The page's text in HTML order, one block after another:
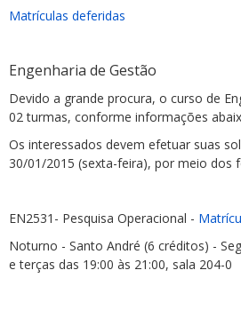
Matrículas deferidas
Engenharia de Gestão
Devido a grande procura, o curso de
02 turmas, conforme informações
Os interessados devem efetuar suas
30/01/2015 (sexta-feira), por meio dos
EN2531- Pesquisa Operacional -
Noturno - Santo André (6 créditos) -
e terças das 19:00 às 21:00, sala 204-0